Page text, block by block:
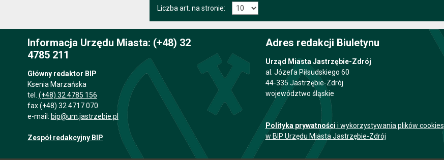
Liczba art. na stronie:
Informacja Urzędu Miasta: (+48) 32
4785 211
Główny redaktor BIP
Ksenia Marzańska
tel. (+48) 32 4785 156
fax (+48) 32 4717 070
e-mail: bip@um.jastrzebie.pl
Zespół redakcyjny BIP
Adres redakcji Biuletynu
Urząd Miasta Jastrzębie-Zdrój
al. Józefa Piłsudskiego 60
44-335 Jastrzębie-Zdrój
województwo śląskie
Polityka prywatności i wykorzystywania plików cookies
w BIP Urzędu Miasta Jastrzębie-Zdrój